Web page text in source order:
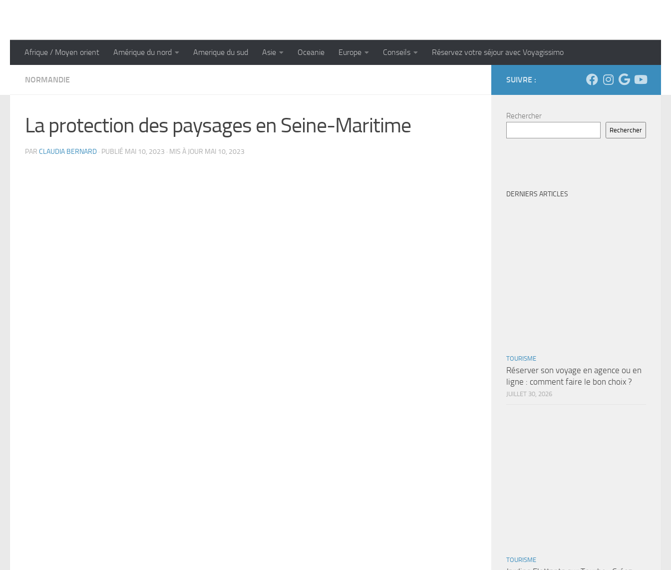
Afrique / Moyen orient Amérique du nord Amerique du sud Asie Oceanie Europe Conseils Réservez votre séjour avec Voyagissimo
NORMANDIE
La protection des paysages en Seine-Maritime
PAR CLAUDIA BERNARD · PUBLIÉ MAI 10, 2023 · MIS À JOUR MAI 10, 2023
SUIVRE :
Rechercher
Rechercher
DERNIERS ARTICLES
TOURISME
Réserver son voyage en agence ou en
ligne : comment faire le bon choix ?
JUILLET 30, 2026
TOURISME